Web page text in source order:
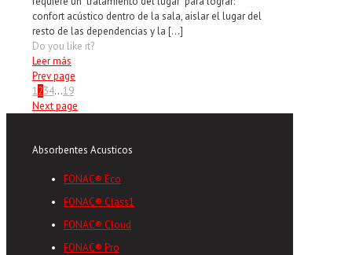
confort acústico dentro de la sala, aislar el lugar del
resto de las dependencias y la […]
Do you like it?
Leer más
Prev page
1234...19
Next page
Absorbentes Acusticos
FONAC® Eco
FONAC® Class1
FONAC® Cloud
FONAC® Pro